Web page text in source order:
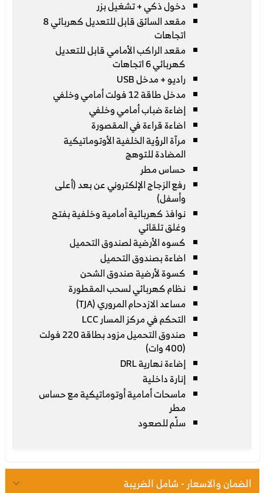
دخول ذكي + تشغيل بزر
مقعد السائق قابل للتعديل كهربائي 8
اتجاهات
مقعد الراكب الأمامي قابل للتعديل
كهربائي 6 اتجاهات
راديو + مدخل USB
مدخل طاقة 12 فولت أمامي وخلفي
إضاءة ضباب أمامي وخلفي
اضاءة قراءة في المقصورة
مرآة الرؤية الخلفية الأوتوماتيكية
المضادة للتوهج
حساس مطر
رفع الزجاج الإلكتروني عن بعد (أعلى
وأسفل)
نوافذ كهربائية أمامية وخلفية بفتح
وغلق تلقائي
كسوه الأرضية لصندوق التحميل
اضاءة بصندوق التحميل
كسوة لأرضية صندوق الشحن
نظام كهربائي لسحب المقطورة
مساعد الازدحام المروري (TJA)
التحكم في مركز المسار LCC
صندوق التحميل مزود بطاقة 220 فولت
(400 وات)
إضاءة نهارية DRL
إنارة داخلية
ماسحات أمامية أوتوماتيكية مع حساس
مطر
سلّم للصعود
الضمان والاسعار - شامل الضريبة